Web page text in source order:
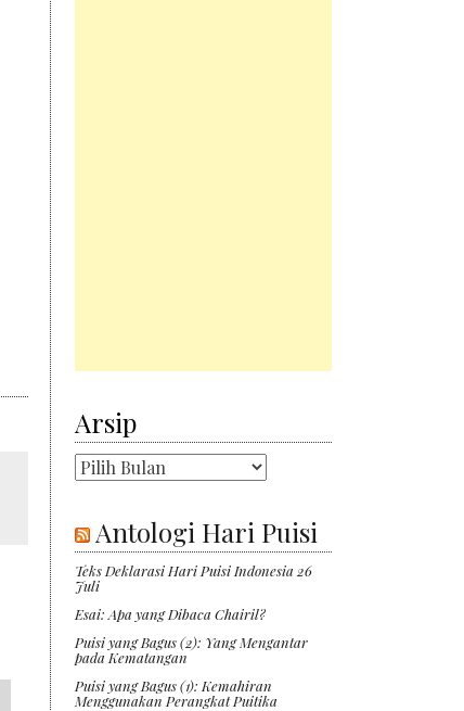
Arsip
Arsip
Antologi Hari Puisi
Teks Deklarasi Hari Puisi Indonesia 26
Juli
Esai: Apa yang Dibaca Chairil?
Puisi yang Bagus (2): Yang Mengantar
pada Kematangan
Puisi yang Bagus (1): Kemahiran
Menggunakan Perangkat Puitika